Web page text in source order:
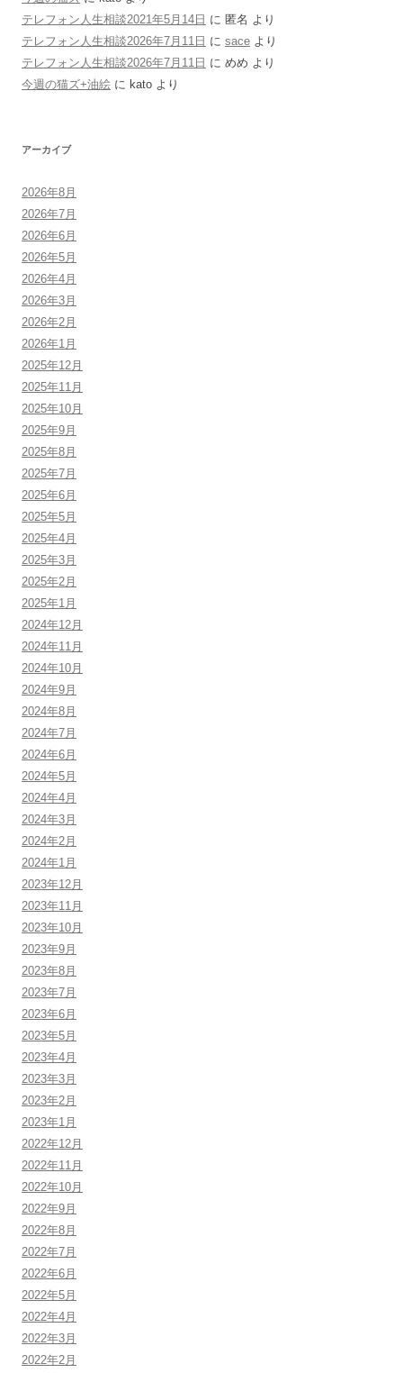
テレフォン人生相談2021年5月14日 に 匿名 より
テレフォン人生相談2026年7月11日 に sace より
テレフォン人生相談2026年7月11日 に めめ より
今週の猫ズ+油絵 に kato より
アーカイブ
2026年8月
2026年7月
2026年6月
2026年5月
2026年4月
2026年3月
2026年2月
2026年1月
2025年12月
2025年11月
2025年10月
2025年9月
2025年8月
2025年7月
2025年6月
2025年5月
2025年4月
2025年3月
2025年2月
2025年1月
2024年12月
2024年11月
2024年10月
2024年9月
2024年8月
2024年7月
2024年6月
2024年5月
2024年4月
2024年3月
2024年2月
2024年1月
2023年12月
2023年11月
2023年10月
2023年9月
2023年8月
2023年7月
2023年6月
2023年5月
2023年4月
2023年3月
2023年2月
2023年1月
2022年12月
2022年11月
2022年10月
2022年9月
2022年8月
2022年7月
2022年6月
2022年5月
2022年4月
2022年3月
2022年2月